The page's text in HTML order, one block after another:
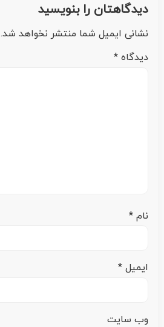
دیدگاهتان را بنویسید
نشانی ایمیل شما منتشر نخواهد شد.
دیدگاه *
نام *
ایمیل *
وب‌ سایت